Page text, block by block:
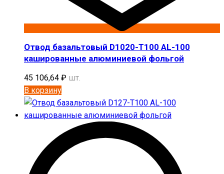
Отвод базальтовый D1020-T100 AL-100
кашированные алюминиевой фольгой
45 106,64 ₽ шт.
В корзину